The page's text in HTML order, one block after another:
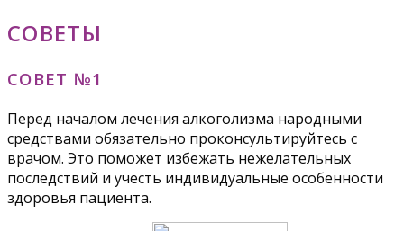
СОВЕТЫ
СОВЕТ №1
Перед началом лечения алкоголизма народными
средствами обязательно проконсультируйтесь с
врачом. Это поможет избежать нежелательных
последствий и учесть индивидуальные особенности
здоровья пациента.